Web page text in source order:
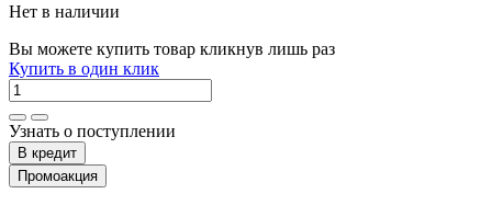
Нет в наличии
Вы можете купить товар кликнув лишь раз
Купить в один клик
Узнать о поступлении